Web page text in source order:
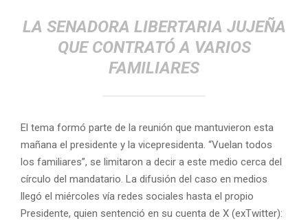
LA SENADORA LIBERTARIA JUJEÑA
QUE CONTRATÓ A VARIOS
FAMILIARES
El tema formó parte de la reunión que mantuvieron esta
mañana el presidente y la vicepresidenta. “Vuelan todos
los familiares”, se limitaron a decir a este medio cerca del
círculo del mandatario. La difusión del caso en medios
llegó el miércoles vía redes sociales hasta el propio
Presidente, quien sentenció en su cuenta de X (exTwitter):